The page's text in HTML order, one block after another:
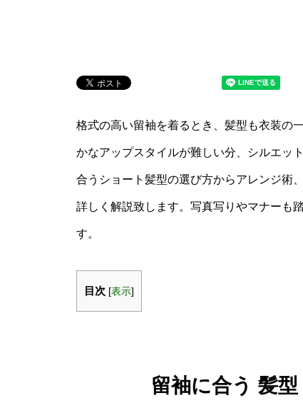
格式の高い留袖を着るとき、髪型も衣装の
かなアップスタイルが難しい分、シルエッ
合うショート髪型の選び方からアレンジ術
詳しく解説致します。写真写りやマナーも
す。
目次 [表示]
留袖に合う 髪